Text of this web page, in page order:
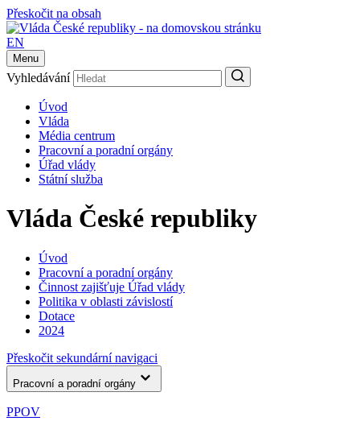
Přeskočit na obsah
EN
Menu
Vyhledávání
Úvod
Vláda
Média centrum
Pracovní a poradní orgány
Úřad vlády
Státní služba
Vláda České republiky
Úvod
Pracovní a poradní orgány
Činnost zajišťuje Úřad vlády
Politika v oblasti závislostí
Dotace
2024
Přeskočit sekundární navigaci
Pracovní a poradní orgány
PPOV